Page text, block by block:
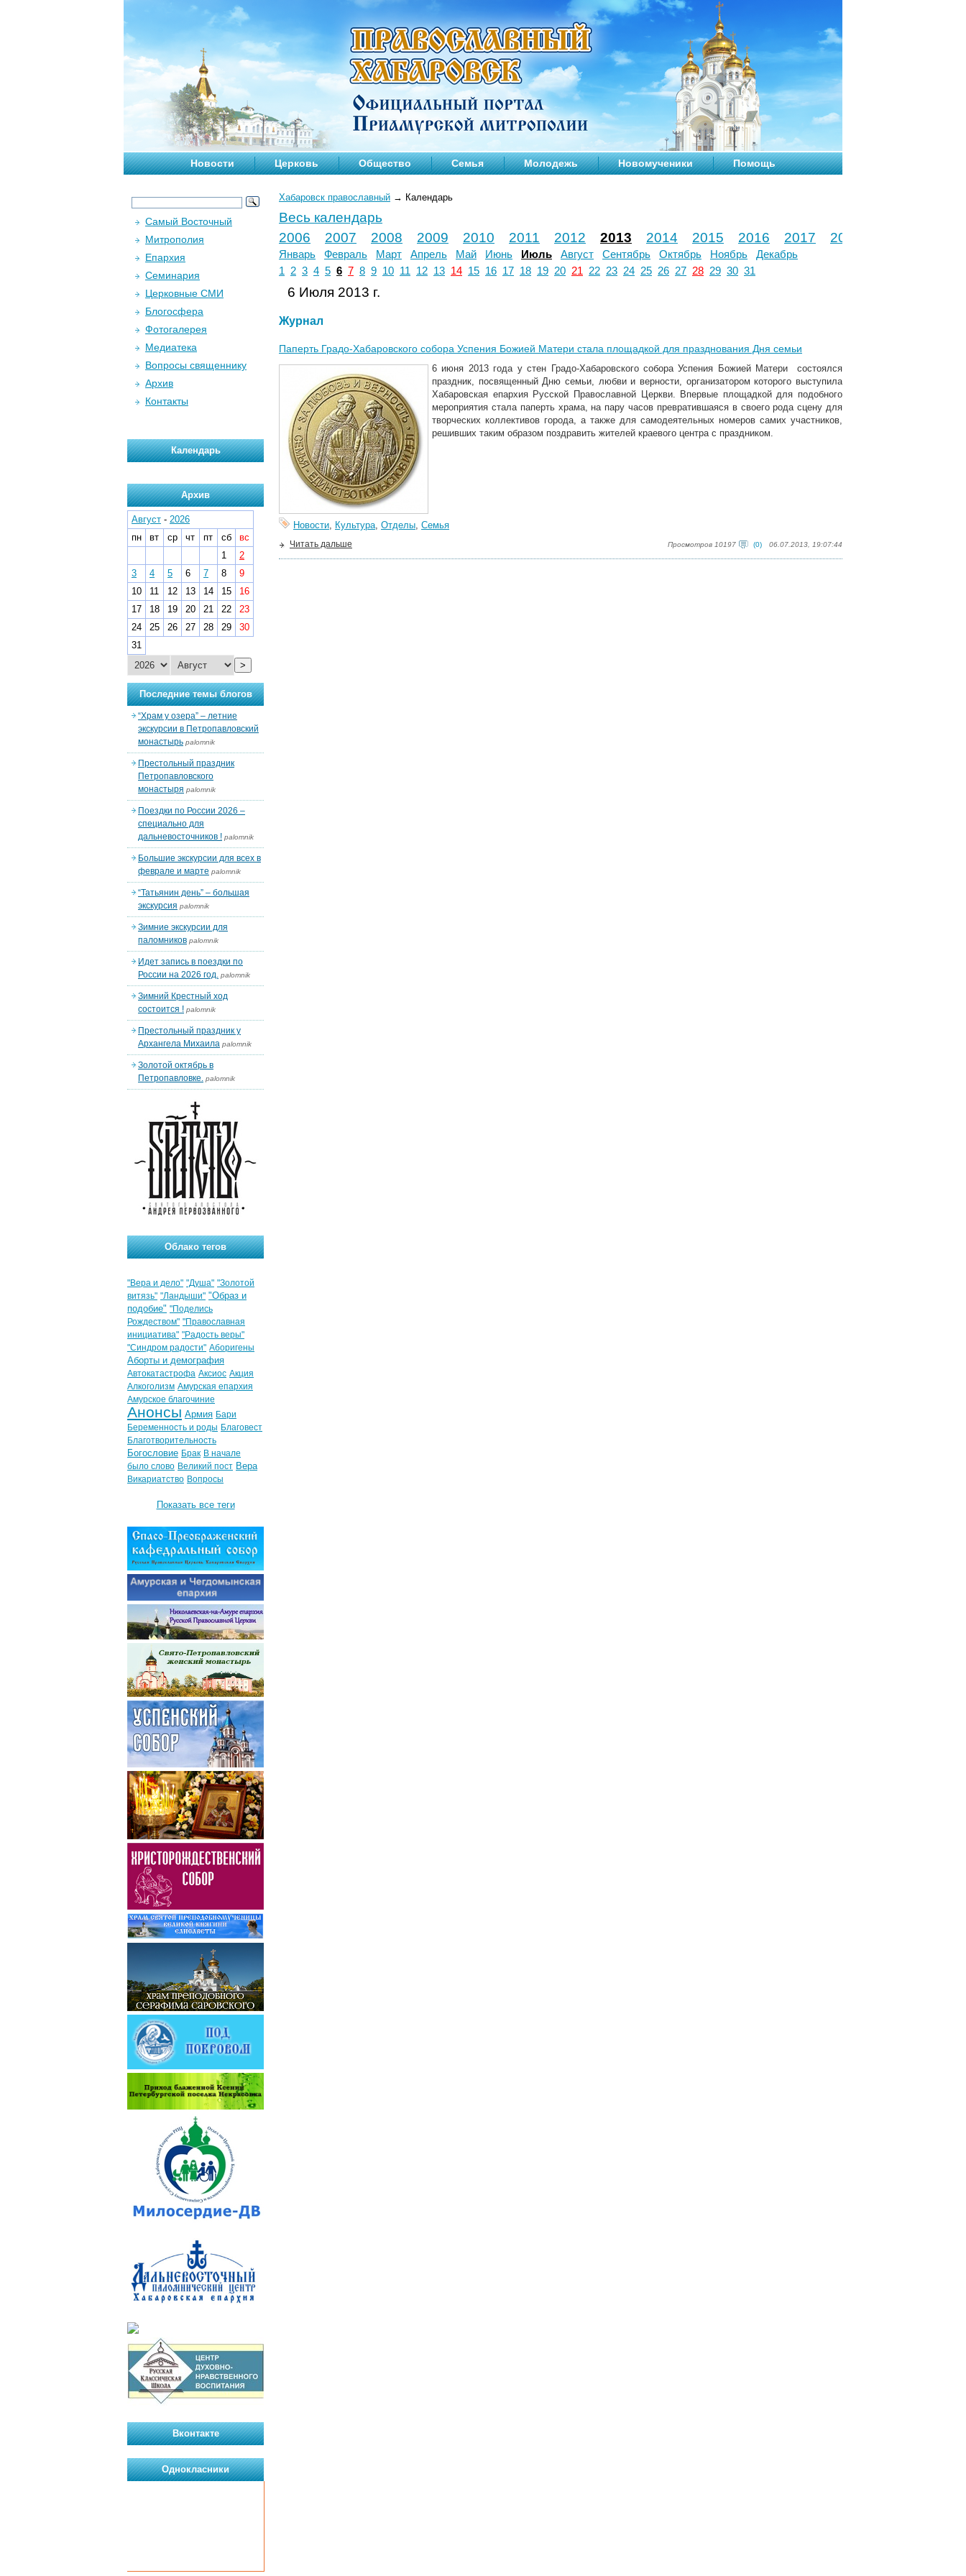
Новости Церковь Общество Семья Молодежь Новомученики Помощь
Хабаровск православный → Календарь
Весь календарь
2006
2007 2008 2009 2010 2011 2012 2013 2014 2015 2016 2017 2018
Январь Февраль Март Апрель Май Июнь Июль Август Сентябрь Октябрь Ноябрь
Декабрь
1
2 3 4 5 6 7 8 9 10 11 12 13 14 15 16 17 18 19 20 21 22 23 24 25 26 27 28 29 30 31
6 Июля 2013 г.
Журнал
Паперть Градо-Хабаровского собора Успения Божией Матери стала площадкой для празднования Дня семьи
6 июня 2013 года у стен Градо-Хабаровского собора Успения Божией Матери состоялся
праздник, посвященный Дню семьи, любви и верности, организатором которого выступила
Хабаровская епархия Русской Православной Церкви. Впервые площадкой для подобного
мероприятия стала паперть храма, на пару часов превратившаяся в своего рода сцену для
творческих коллективов города, а также для самодеятельных номеров самих участников,
решивших таким образом поздравить жителей краевого центра с праздником.
Новости, Культура, Отделы, Семья
Просмотров 10197 (0) 06.07.2013, 19:07:44
Читать дальше
Самый Восточный
Митрополия
Епархия
Семинария
Церковные СМИ
Блогосфера
Фотогалерея
Медиатека
Вопросы священнику
Архив
Контакты
Календарь
Архив
Август - 2026
пн
вт ср чт пт сб
вс
1
2
3
4 5 6 7 8
9
10
11 12 13 14 15
16
17
18 19 20 21 22
23
24
25 26 27 28 29
30
31
>
Последние темы блогов
“Храм у озера” – летние
экскурсии в Петропавловский
монастырь palomnik
Престольный праздник
Петропавловского
монастыря palomnik
Поездки по России 2026 –
специально для
дальневосточников ! palomnik
Большие экскурсии для всех в
феврале и марте palomnik
“Татьянин день” – большая
экскурсия palomnik
Зимние экскурсии для
паломников palomnik
Идет запись в поездки по
России на 2026 год. palomnik
Зимний Крестный ход
состоится ! palomnik
Престольный праздник у
Архангела Михаила palomnik
Золотой октябрь в
Петропавловке. palomnik
Облако тегов
"Вера и дело" "Душа" "Золотой
витязь" "Ландыши" "Образ и
подобие" "Поделись
Рождеством" "Православная
инициатива" "Радость веры"
"Синдром радости" Аборигены
Аборты и демография
Автокатастрофа Аксиос Акция
Алкоголизм Амурская епархия
Амурское благочиние
Анонсы Армия Бари
Беременность и роды Благовест
Благотворительность
Богословие Брак В начале
было слово Великий пост Вера
Викариатство Вопросы
Показать все теги
Вконтакте
Однокласники